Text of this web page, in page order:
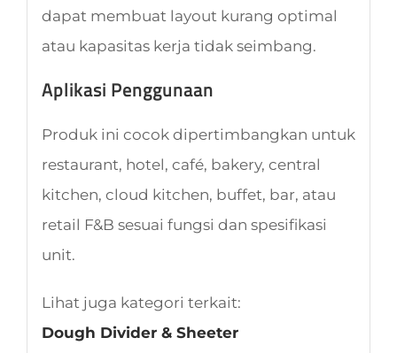
dapat membuat layout kurang optimal
atau kapasitas kerja tidak seimbang.
Aplikasi Penggunaan
Produk ini cocok dipertimbangkan untuk
restaurant, hotel, café, bakery, central
kitchen, cloud kitchen, buffet, bar, atau
retail F&B sesuai fungsi dan spesifikasi
unit.
Lihat juga kategori terkait:
Dough Divider & Sheeter